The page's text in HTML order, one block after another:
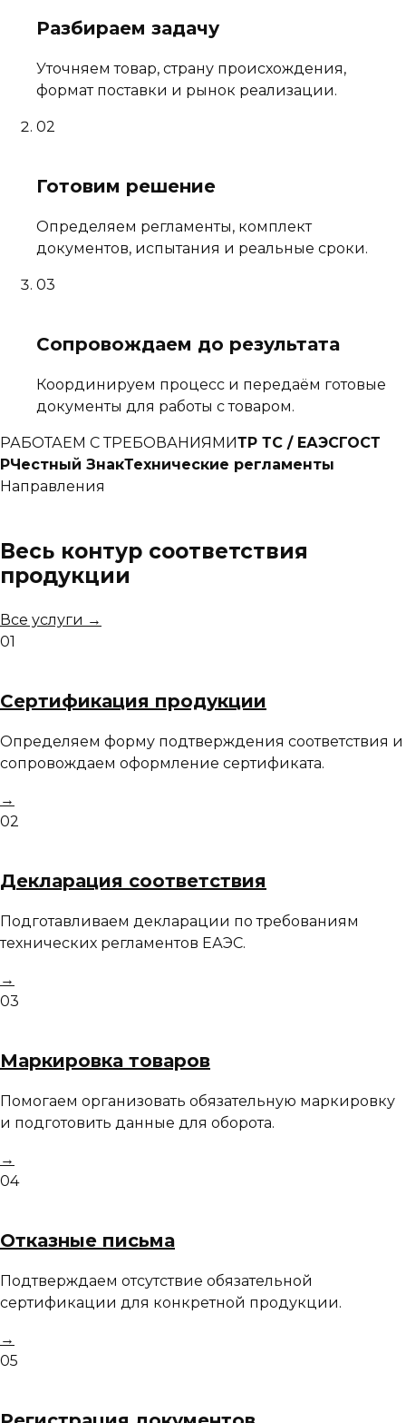
Разбираем задачу
Уточняем товар, страну происхождения,
формат поставки и рынок реализации.
02
Готовим решение
Определяем регламенты, комплект
документов, испытания и реальные сроки.
03
Сопровождаем до результата
Координируем процесс и передаём готовые
документы для работы с товаром.
РАБОТАЕМ С ТРЕБОВАНИЯМИТР ТС / ЕАЭСГОСТ
РЧестный ЗнакТехнические регламенты
Направления
Весь контур соответствия
продукции
Все услуги →
01
Сертификация продукции
Определяем форму подтверждения соответствия и
сопровождаем оформление сертификата.
→
02
Декларация соответствия
Подготавливаем декларации по требованиям
технических регламентов ЕАЭС.
→
03
Маркировка товаров
Помогаем организовать обязательную маркировку
и подготовить данные для оборота.
→
04
Отказные письма
Подтверждаем отсутствие обязательной
сертификации для конкретной продукции.
→
05